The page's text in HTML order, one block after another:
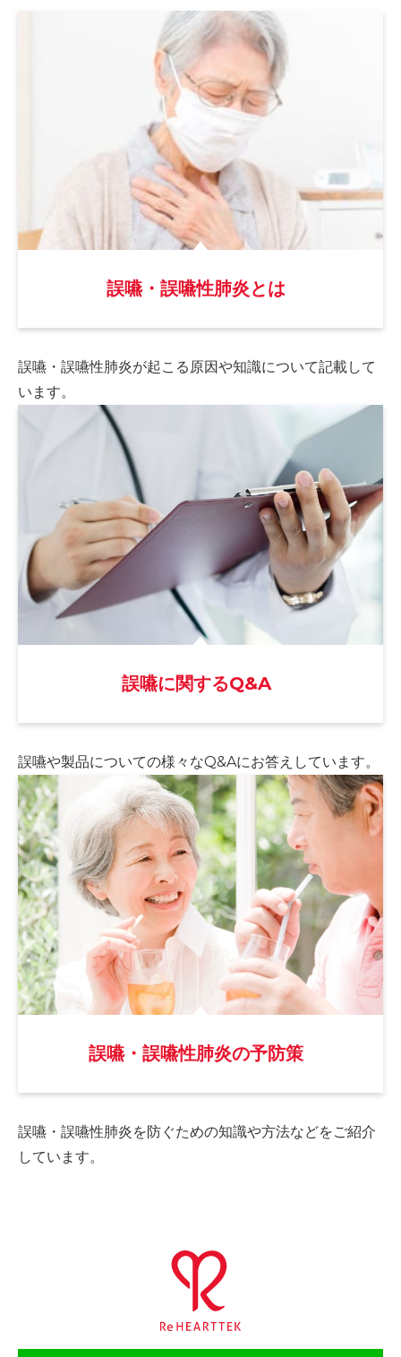
誤嚥・誤嚥性肺炎とは
誤嚥・誤嚥性肺炎が起こる原因や知識について記載して
います。
誤嚥に関するQ&A
誤嚥や製品についての様々なQ&Aにお答えしています。
誤嚥・誤嚥性肺炎の予防策
誤嚥・誤嚥性肺炎を防ぐための知識や方法などをご紹介
しています。